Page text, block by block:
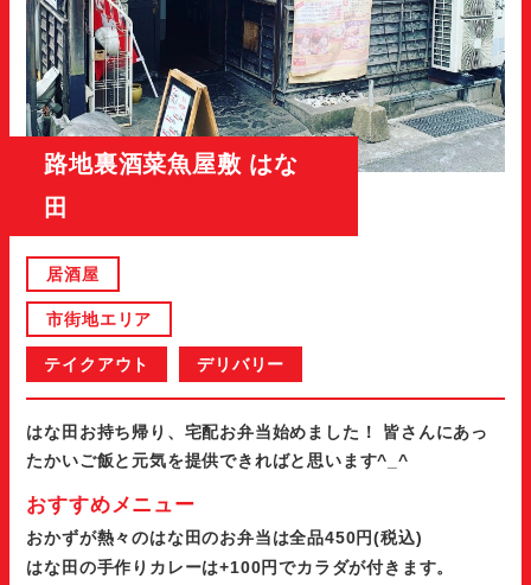
路地裏酒菜魚屋敷 はな
田
居酒屋
市街地エリア
テイクアウト デリバリー
はな田お持ち帰り、宅配お弁当始めました！ 皆さんにあっ
たかいご飯と元気を提供できればと思います^_^
おすすめメニュー
おかずが熱々のはな田のお弁当は全品450円(税込)
はな田の手作りカレーは+100円でカラダが付きます。